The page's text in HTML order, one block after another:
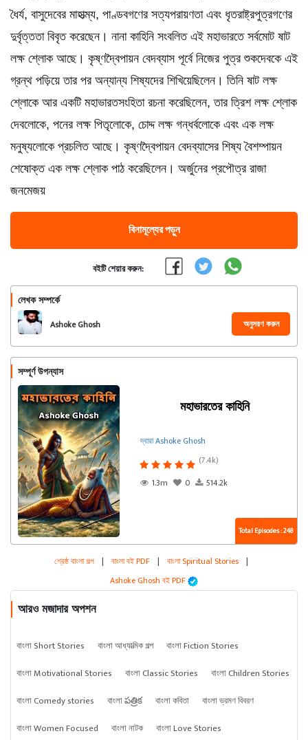
ধৈর্য, বাসুদেবের মাহাত্ম্য, পাণ্ডবগণের সত্যপরায়ণতা এবং ধৃতরাষ্ট্রপুত্রগণের
দুর্বৃত্ততা বিবৃত করেছেন। নানা কাহিনি সংবলিত এই মহাভারতে সর্বমোট ষাট
লক্ষ শ্লোক আছে। কৃষ্ণদ্বৈপায়ন বেদব্যাস পূর্বে নিজের পুত্র শুকদেবকে এই
গ্রন্থ পড়িয়ে তার পর অন্যান্য শিষ্যদের শিখিয়েছিলেন। তিনি ষাট লক্ষ
শ্লোকে আর একটি মহাভারতসংহিতা রচনা করেছিলেন, তার ত্রিশ লক্ষ শ্লোক
দেবলোকে, পনের লক্ষ পিতৃলোকে, চোদ্দ লক্ষ গন্ধর্বলোকে এবং এক লক্ষ
মনুষ্যলোকে প্রচলিত আছে। কৃষ্ণদ্বৈপায়ন বেদব্যাসের শিষ্য বৈশম্পায়ন
শেষোক্ত এক লক্ষ শ্লোক পাঠ করেছিলেন। অর্জুনের প্রপৌত্র রাজা
জনমেজয়
বিনামূল্যের পড়ুন
বইটি শেয়ার করুন:
লেখক সম্পর্কে
Ashoke Ghosh অনুসরণ করুন
সম্পূর্ণ উপন্যাস
মহাভারতের কাহিনি
দ্বারা Ashoke Ghosh
(7.4k)
1.3m
0 514.2k
Total Episodes : 248
শ্রেষ্ঠ বাংলা গল্প | বাংলা বই PDF | বাংলা Spiritual Stories |
Ashoke Ghosh বই PDF
আরও মজাদার অপশন
বাংলা Short Stories বাংলা আধ্যাত্মিক গল্প
বাংলা Fiction Stories
বাংলা Motivational Stories
বাংলা Classic Stories
বাংলা Children Stories
বাংলা Comedy stories
বাংলা పత్రిక বাংলা কবিতা
বাংলা ভ্রমণ বিবরণ
বাংলা Women Focused
বাংলা নাটক বাংলা Love Stories